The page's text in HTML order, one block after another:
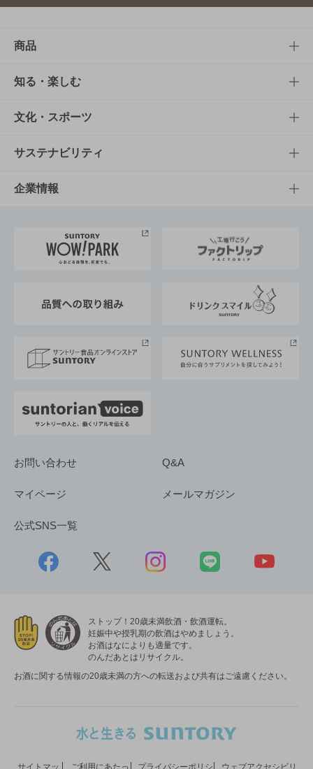
商品
商品TOP
商品一覧
商品発売情報
栄養成分一覧
知る・楽しむ
知る・楽しむTOP
キャンペーン
工場見学
地域情報
文化・スポーツ
文化・スポーツTOP
サントリーホール
サントリーサンバーズ大阪
サステナビリティ
サステナビリティTOP
サントリーが考えるサステナビリティ経営
企業情報
企業概要
採用情報
お問い合わせ Q&A
マイページ メールマガジン
公式SNS一覧
ストップ！20歳未満飲酒・飲酒運転。
妊娠中や授乳期の飲酒はやめましょう。
お酒はなによりも適量です。
のんだあとはリサイクル。
お酒に関する情報の20歳未満の方への転送および共有はご遠慮ください。
サイトマッ ご利用にあたっ プライバシーポリシ ウェブアクセシビリ